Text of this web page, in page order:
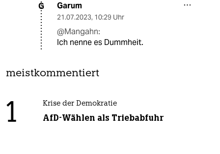
G Garum
21.07.2023, 10:29 Uhr
@Mangahn:
Ich nenne es Dummheit.
meistkommentiert
1 Krise der Demokratie
AfD-Wählen als Triebabfuhr